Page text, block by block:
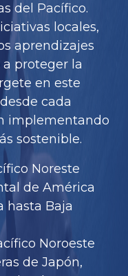
del Pacífico.
locales,
aprendizajes
proteger la
en este
cada
implementando
sostenible.
Noreste
de América
hasta Baja
Noroeste
de Japón,